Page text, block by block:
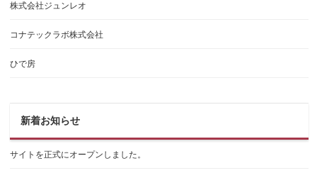
株式会社ジュンレオ
コナテックラボ株式会社
ひで房
新着お知らせ
サイトを正式にオープンしました。